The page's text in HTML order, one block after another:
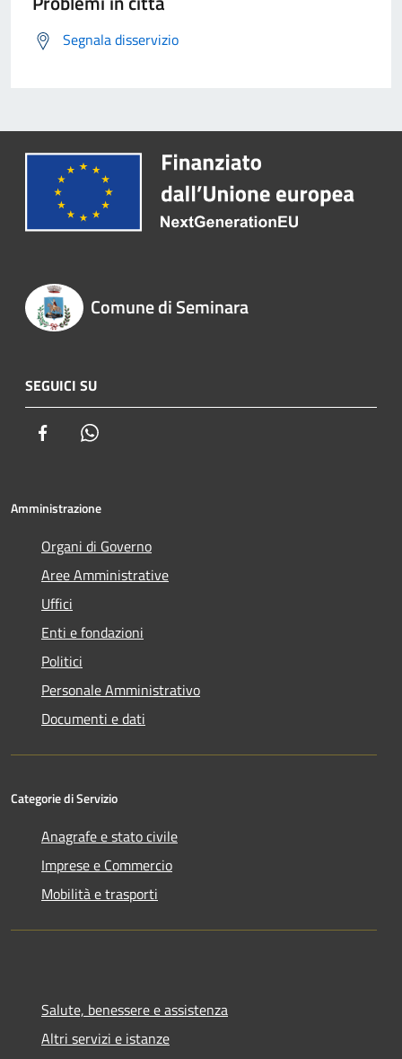
Segnala disservizio
Comune di Seminara
SEGUICI SU
Facebook
Amministrazione
Organi di Governo
Aree Amministrative
Uffici
Enti e fondazioni
Politici
Personale Amministrativo
Documenti e dati
Categorie di Servizio
Anagrafe e stato civile
Imprese e Commercio
Mobilità e trasporti
Salute, benessere e assistenza
Altri servizi e istanze